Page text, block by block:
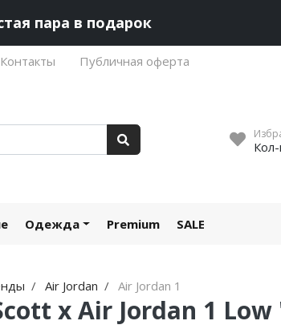
пара в подарок
Контакты Публичная оферта
Одежда Premium SALE
Air Jordan Air Jordan 1
x Air Jordan 1